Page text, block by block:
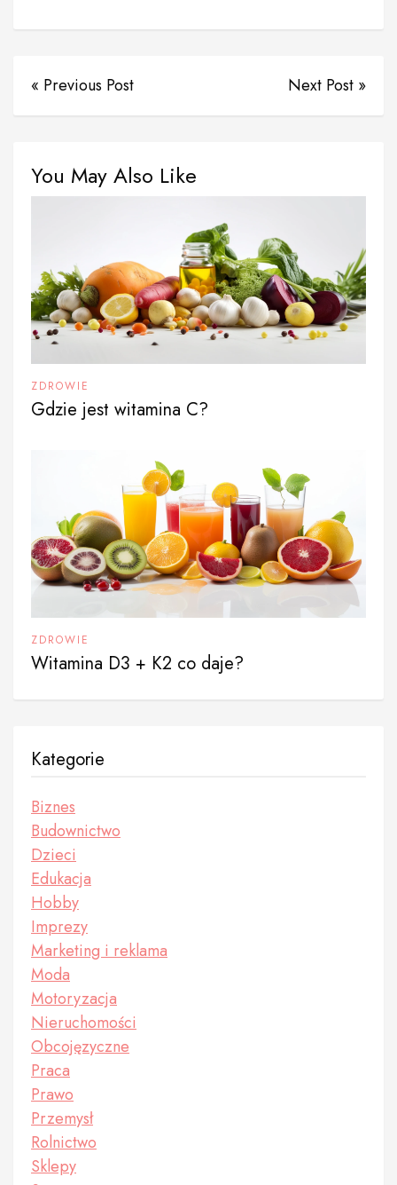
« Previous Post Next Post »
You May Also Like
ZDROWIE
Gdzie jest witamina C?
ZDROWIE
Witamina D3 + K2 co daje?
Kategorie
Biznes
Budownictwo
Dzieci
Edukacja
Hobby
Imprezy
Marketing i reklama
Moda
Motoryzacja
Nieruchomości
Obcojęzyczne
Praca
Prawo
Przemysł
Rolnictwo
Sklepy